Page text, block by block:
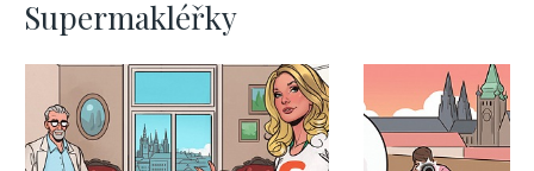
Supermakléřky